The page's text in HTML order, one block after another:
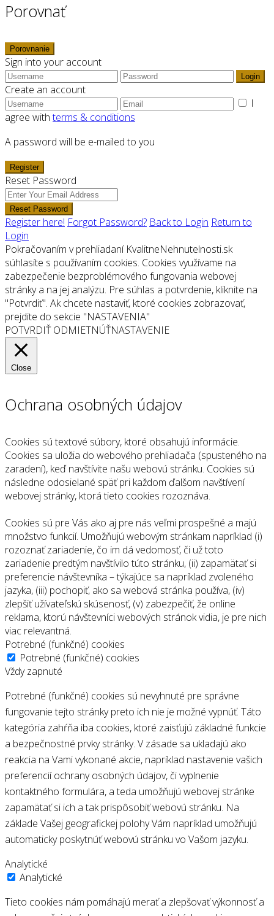
Porovnať
Porovnanie
Sign into your account
Login
Create an account
I
agree withterms & conditions
A password will be e-mailed to you
Register
Reset Password
Reset Password
Register here! Forgot Password? Back to Login Return to
Login
Pokračovaním v prehliadaní KvalitneNehnutelnosti.sk
súhlasíte s používaním cookies. Cookies využívame na
zabezpečenie bezproblémového fungovania webovej
stránky a na jej analýzu. Pre súhlas a potvrdenie, kliknite na
"Potvrdiť". Ak chcete nastaviť, ktoré cookies zobrazovať,
prejdite do sekcie "NASTAVENIA"
POTVRDIŤ ODMIETNÚŤNASTAVENIE
Close
Ochrana osobných údajov
Cookies sú textové súbory, ktoré obsahujú informácie.
Cookies sa uložia do webového prehliadača (spusteného na
zaradení), keď navštívite našu webovú stránku. Cookies sú
následne odosielané späť pri každom ďalšom navštívení
webovej stránky, ktorá tieto cookies rozoznáva.
Cookies sú pre Vás ako aj pre nás veľmi prospešné a majú
množstvo funkcií. Umožňujú webovým stránkam napríklad (i)
rozoznať zariadenie, čo im dá vedomosť, či už toto
zariadenie predtým navštívilo túto stránku, (ii) zapamätať si
preferencie návštevníka – týkajúce sa napríklad zvoleného
jazyka, (iii) pochopiť, ako sa webová stránka používa, (iv)
zlepšiť užívateľskú skúsenosť, (v) zabezpečiť, že online
reklama, ktorú návštevníci webových stránok vidia, je pre nich
viac relevantná.
Potrebné (funkčné) cookies
Potrebné (funkčné) cookies
Vždy zapnuté
Potrebné (funkčné) cookies sú nevyhnuté pre správne
fungovanie tejto stránky preto ich nie je možné vypnúť. Táto
kategória zahŕňa iba cookies, ktoré zaisťujú základné funkcie
a bezpečnostné prvky stránky. V zásade sa ukladajú ako
reakcia na Vami vykonané akcie, napríklad nastavenie vašich
preferencií ochrany osobných údajov, či vyplnenie
kontaktného formulára, a teda umožňujú webovej stránke
zapamätať si ich a tak prispôsobiť webovú stránku. Na
základe Vašej geografickej polohy Vám napríklad umožňujú
automaticky poskytnúť webovú stránku vo Vašom jazyku.
Analytické
Analytické
Tieto cookies nám pomáhajú merať a zlepšovať výkonnosť a